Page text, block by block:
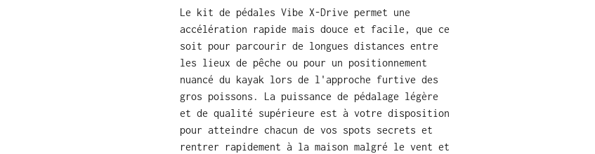
Le kit de pédales Vibe X-Drive permet une
accélération rapide mais douce et facile, que ce
soit pour parcourir de longues distances entre
les lieux de pêche ou pour un positionnement
nuancé du kayak lors de l'approche furtive des
gros poissons. La puissance de pédalage légère
et de qualité supérieure est à votre disposition
pour atteindre chacun de vos spots secrets et
rentrer rapidement à la maison malgré le vent et